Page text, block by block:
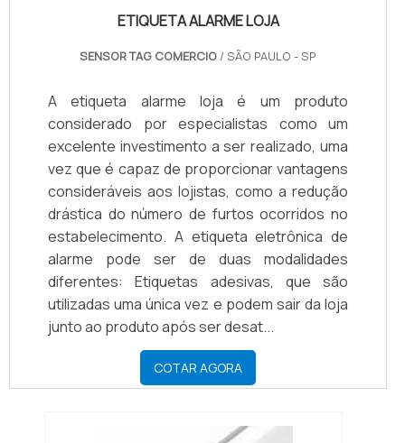
ETIQUETA ALARME LOJA
SENSOR TAG COMERCIO / SÃO PAULO - SP
A etiqueta alarme loja é um produto
considerado por especialistas como um
excelente investimento a ser realizado, uma
vez que é capaz de proporcionar vantagens
consideráveis aos lojistas, como a redução
drástica do número de furtos ocorridos no
estabelecimento. A etiqueta eletrônica de
alarme pode ser de duas modalidades
diferentes: Etiquetas adesivas, que são
utilizadas uma única vez e podem sair da loja
junto ao produto após ser desat...
COTAR AGORA